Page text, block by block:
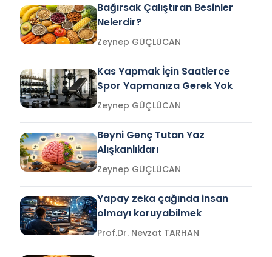
Bağırsak Çalıştıran Besinler
Nelerdir?
Zeynep GÜÇLÜCAN
Kas Yapmak İçin Saatlerce
Spor Yapmanıza Gerek Yok
Zeynep GÜÇLÜCAN
Beyni Genç Tutan Yaz
Alışkanlıkları
Zeynep GÜÇLÜCAN
Yapay zeka çağında insan
olmayı koruyabilmek
Prof.Dr. Nevzat TARHAN